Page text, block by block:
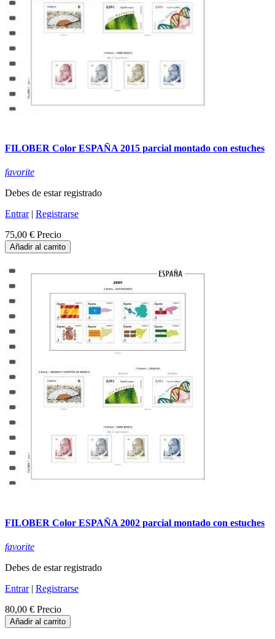
FILOBER Color ESPAÑA 2015 parcial montado con estuches
favorite
Debes de estar registrado
Entrar| Registrarse
75,00 € Precio
Añadir al carrito
FILOBER Color ESPAÑA 2002 parcial montado con estuches
favorite
Debes de estar registrado
Entrar| Registrarse
80,00 € Precio
Añadir al carrito